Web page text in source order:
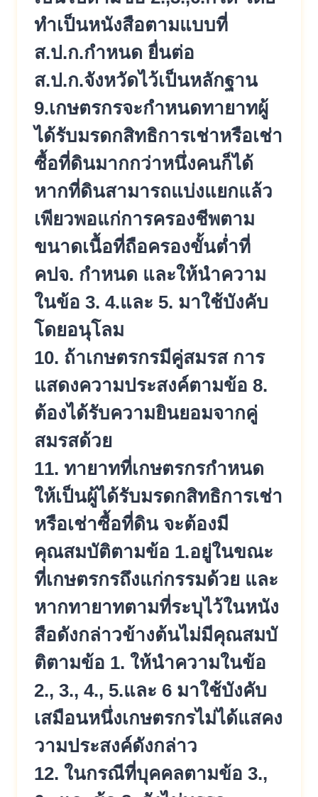
ทำเป็นหนังสือตามแบบที่
ส.ป.ก.กำหนด ยื่นต่อ
ส.ป.ก.จังหวัดไว้เป็นหลักฐาน
9.เกษตรกรจะกำหนดทายาทผู้
ได้รับมรดกสิทธิการเช่าหรือเช่า
ซื้อที่ดินมากกว่าหนึ่งคนก็ได้
หากที่ดินสามารถแบ่งแยกแล้ว
เพียวพอแก่การครองชีพตาม
ขนาดเนื้อที่ถือครองขั้นต่ำที่
คปจ. กำหนด และให้นำความ
ในข้อ 3. 4.และ 5. มาใช้บังคับ
โดยอนุโลม
10. ถ้าเกษตรกรมีคู่สมรส การ
แสดงความประสงค์ตามข้อ 8.
ต้องได้รับความยินยอมจากคู่
สมรสด้วย
11. ทายาทที่เกษตรกรกำหนด
ให้เป็นผู้ได้รับมรดกสิทธิการเช่า
หรือเช่าซื้อที่ดิน จะต้องมี
คุณสมบัติตามข้อ 1.อยู่ในขณะ
ที่เกษตรกรถึงแก่กรรมด้วย และ
หากทายาทตามที่ระบุไว้ในหนัง
สือดังกล่าวข้างต้นไม่มีคุณสมบั
ติตามข้อ 1. ให้นำความในข้อ
2., 3., 4., 5.และ 6 มาใช้บังคับ
เสมือนหนึ่งเกษตรกรไม่ได้แสคง
วามประสงค์ดังกล่าว
12. ในกรณีที่บุคคลตามข้อ 3.,